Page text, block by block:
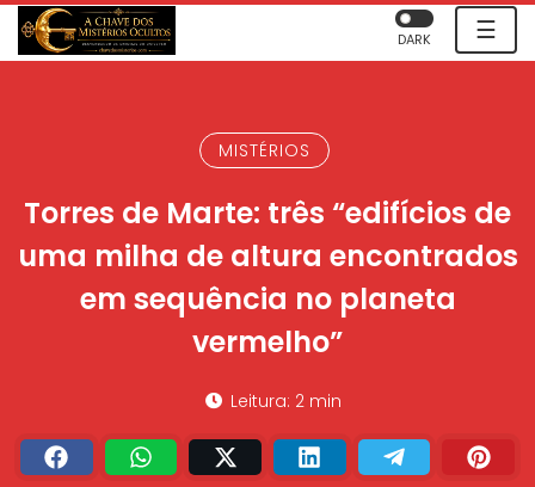
☰
DARK
MISTÉRIOS
Torres de Marte: três “edifícios de
uma milha de altura encontrados
em sequência no planeta
vermelho”
Leitura: 2 min